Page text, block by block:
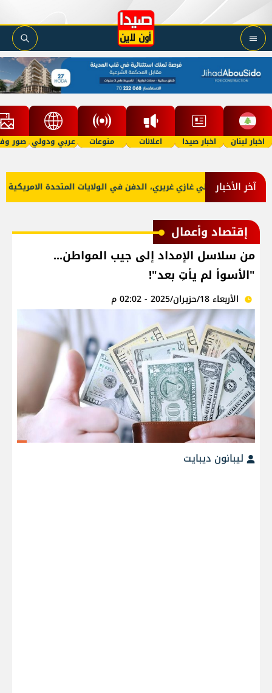
اخبار لبنان اخبار صيدا اعلانات منوعات عربي ودولي صور
آخر الأخبار
دايفيد علي غازي غريري، الدفن في الولايات المتحدة الامريكية
إقتصاد وأعمال
من سلاسل الإمداد إلى جيب المواطن...
"الأسوأ لم يأتِ بعد"!
الأربعاء 18/حزيران/2025 - 02:02 م
ليبانون ديبايت